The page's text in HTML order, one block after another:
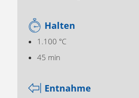
Halten
1.100 °C
45 min
Entnahme